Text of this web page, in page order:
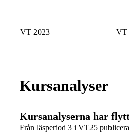
VT 2023 VT
Kursanalyser
Kursanalyserna har
Från läsperiod 3 i VT25